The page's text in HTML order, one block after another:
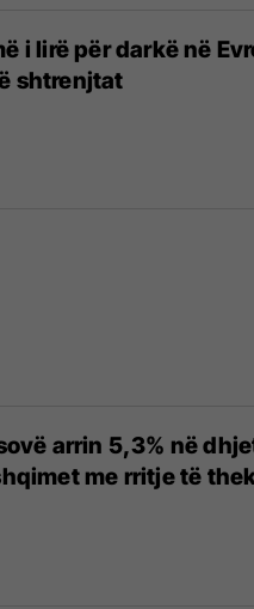
i lirë për darkë në
shtrenjtat
arrin 5,3% në
me rritje të